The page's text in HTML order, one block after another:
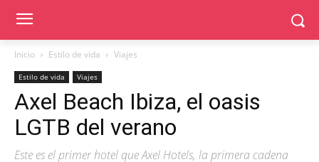
Inicio Estilo de vida Viajes
Estilo de vida Viajes
Axel Beach Ibiza, el oasis
LGTB del verano
Este es el primer hotel que Axel Hotels, la primera cadena